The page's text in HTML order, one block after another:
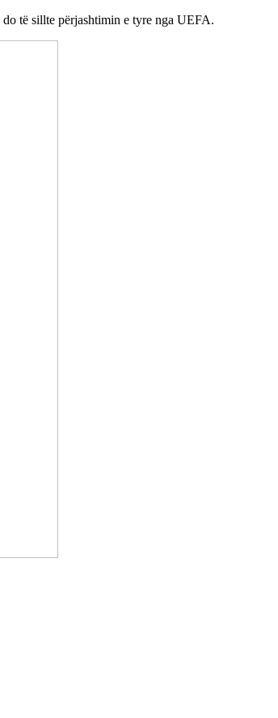
të sillte përjashtimin e tyre nga UEFA.